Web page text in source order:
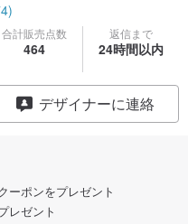
合計販売点数
464
返信まで
24時間以内
デザイナーに連絡
ーポンをプレゼント
レゼント